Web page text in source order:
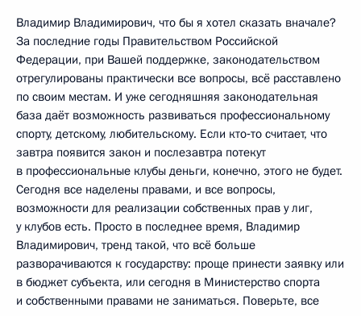
Владимир Владимирович, что бы я хотел сказать вначале?
За последние годы Правительством Российской
Федерации, при Вашей поддержке, законодательством
отрегулированы практически все вопросы, всё расставлено
по своим местам. И уже сегодняшняя законодательная
база даёт возможность развиваться профессиональному
спорту, детскому, любительскому. Если кто‑то считает, что
завтра появится закон и послезавтра потекут
в профессиональные клубы деньги, конечно, этого не будет.
Сегодня все наделены правами, и все вопросы,
возможности для реализации собственных прав у лиг,
у клубов есть. Просто в последнее время, Владимир
Владимирович, тренд такой, что всё больше
разворачиваются к государству: проще принести заявку или
в бюджет субъекта, или сегодня в Министерство спорта
и собственными правами не заниматься. Поверьте, все